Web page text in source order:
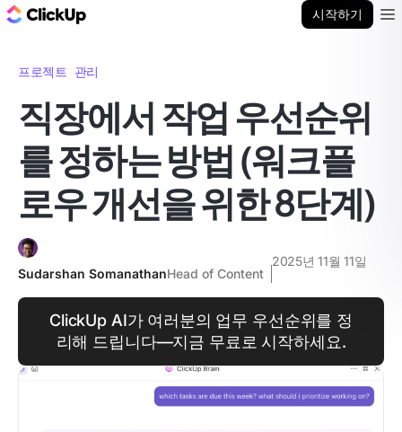
시작하기
프로젝트 관리
직장에서 작업 우선순위
를 정하는 방법 (워크플
로우 개선을 위한 8단계)
Sudarshan SomanathanHead of Content
2025년 11월 11일
ClickUp AI가 여러분의 업무 우선순위를 정
리해 드립니다—지금 무료로 시작하세요.